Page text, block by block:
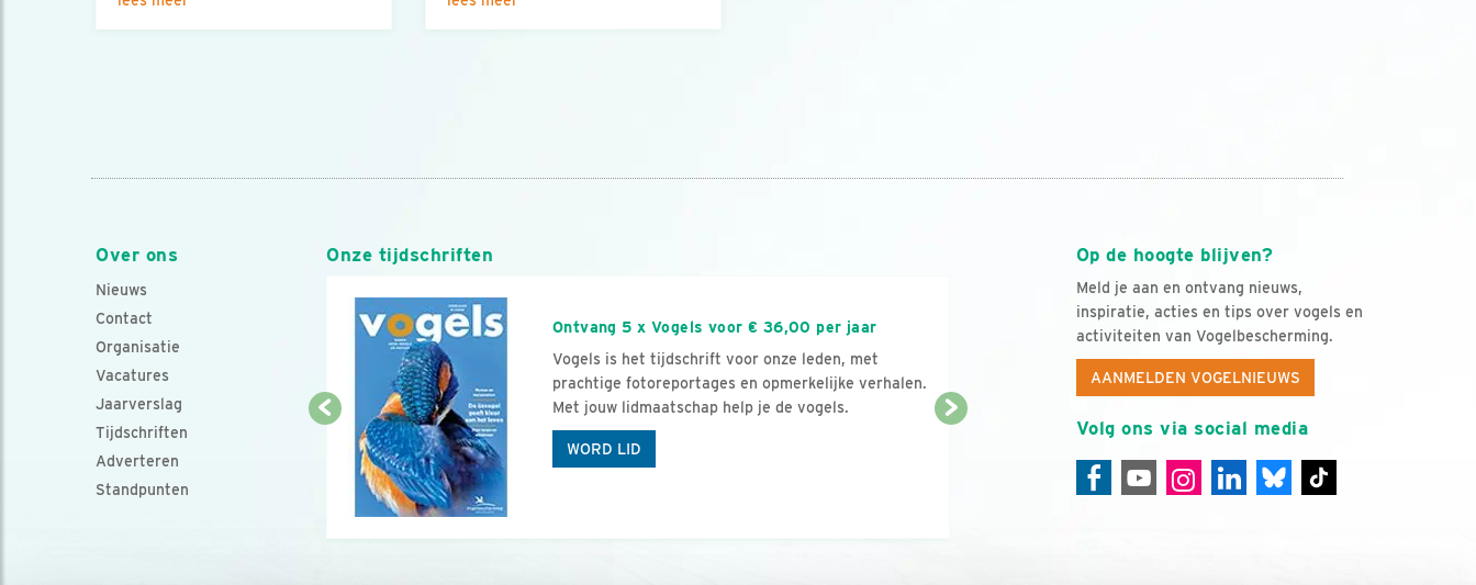
Over ons
Nieuws
Contact
Organisatie
Vacatures
Jaarverslag
Tijdschriften
Adverteren
Standpunten
Op de hoogte blijven?
Meld je aan en ontvang nieuws,
inspiratie, acties en tips over vogels en
activiteiten van Vogelbescherming.
AANMELDEN VOGELNIEUWS
Volg ons via social media
Onze tijdschriften
Ontvang 5 x Vogels voor € 36,00 per jaar
Vogels is het tijdschrift voor onze leden, met
prachtige fotoreportages en opmerkelijke verhalen.
Met jouw lidmaatschap help je de vogels.
WORD LID